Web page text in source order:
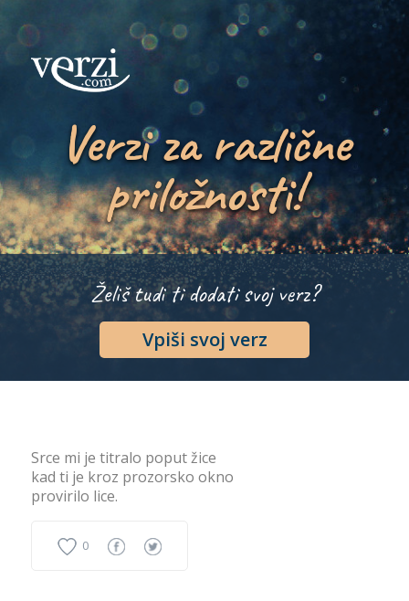
Verzi za različne
priložnosti!
Želiš tudi ti dodati svoj verz?
Vpiši svoj verz
Srce mi je titralo poput žice
kad ti je kroz prozorsko okno
provirilo lice.
0